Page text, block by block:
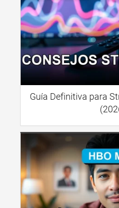
Guía Definitiva para